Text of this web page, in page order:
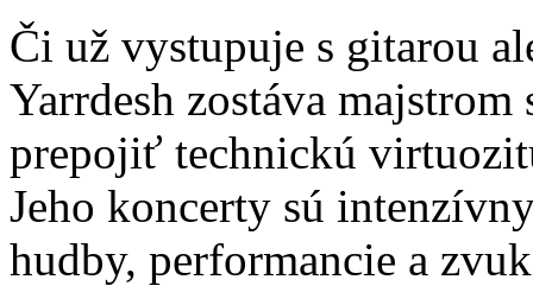
Či už vystupuje s gitarou
Yarrdesh zostáva
prepojiť technickú
Jeho koncerty sú
hudby, performancie a